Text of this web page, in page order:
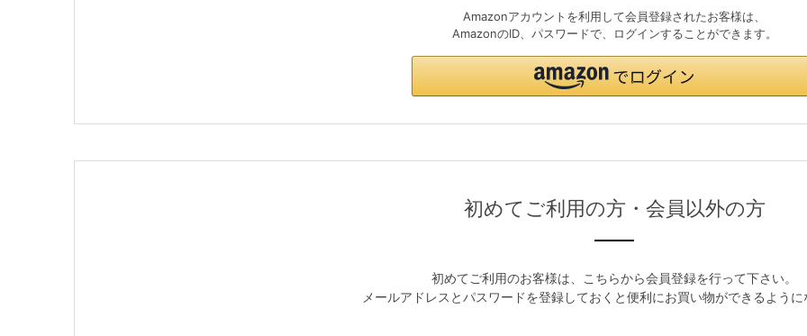
Amazonアカウントを利用して会員登録されたお客様は、
AmazonのID、パスワードで、ログインすることができます。
初めてご利用の方・会員以外の方
初めてご利用のお客様は、こちらから会員登録を行って下さい。
メールアドレスとパスワードを登録しておくと便利にお買い物ができるよう